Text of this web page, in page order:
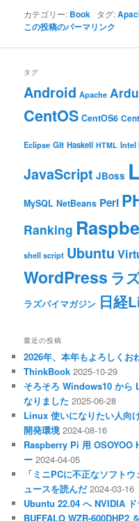
カテゴリー: Book タグ:
この投稿のパーマリンク
タグ
Android Apache
CentOS CentOS6
Eclipse Git Haskell HTML Intel
JavaScript JBoss
MySQL NetBeans Perl
Ranking
shell script Ubuntu
WordPress ラ
ラズパイマガジン 日経
最近の投稿
2026年、本年もよろしくお
ThinkBook 2025-10-29
そろそろ Windows10 から
なりました 2025-06-28
Linux 使いになりたい人向
開発環境 2024-08-16
Raspberry Pi 用 OSOYOO
ー 2024-04-05
「ミニPCに不正なソフト
ュースを読んだ 2024-03-16
Ubuntu 22.04 へ NVIDIA
BUFFALO WZR-600DHP2